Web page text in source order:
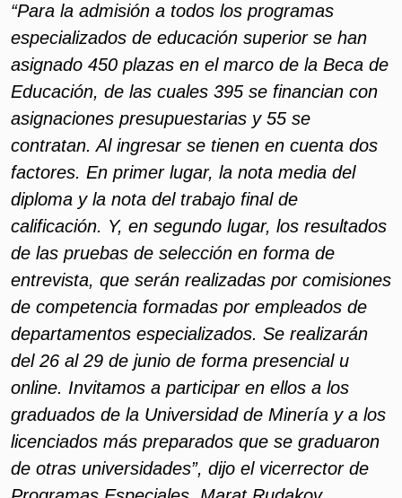
“Para la admisión a todos los programas
especializados de educación superior se han
asignado 450 plazas en el marco de la Beca de
Educación, de las cuales 395 se financian con
asignaciones presupuestarias y 55 se
contratan. Al ingresar se tienen en cuenta dos
factores. En primer lugar, la nota media del
diploma y la nota del trabajo final de
calificación. Y, en segundo lugar, los resultados
de las pruebas de selección en forma de
entrevista, que serán realizadas por comisiones
de competencia formadas por empleados de
departamentos especializados. Se realizarán
del 26 al 29 de junio de forma presencial u
online. Invitamos a participar en ellos a los
graduados de la Universidad de Minería y a los
licenciados más preparados que se graduaron
de otras universidades”, dijo el vicerrector de